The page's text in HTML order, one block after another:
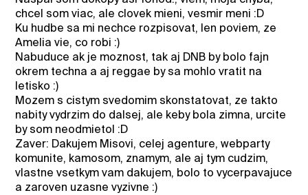
chcel som viac, ale clovek mieni, vesmir meni :D
Ku hudbe sa mi nechce rozpisovat, len poviem, ze
Amelia vie, co robi :)
Nabuduce ak je moznost, tak aj DNB by bolo fajn
okrem techna a aj reggae by sa mohlo vratit na
letisko :)
Mozem s cistym svedomim skonstatovat, ze takto
nabity vydrzim do dalsej, ale keby bola zimna, urcite
by som neodmietol :D
Zaver: Dakujem Misovi, celej agenture, webparty
komunite, kamosom, znamym, ale aj tym cudzim,
vlastne vsetkym vam dakujem, bolo to vycerpavajuce
a zaroven uzasne vyzivne :)